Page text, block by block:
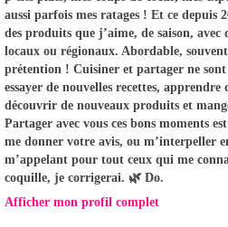
aussi parfois mes ratages ! Et ce depuis
des produits que j’aime, de saison,
locaux ou régionaux. Abordable,
prétention ! Cuisiner et partager ne
essayer de nouvelles recettes, apprendre
découvrir de nouveaux produits et
Partager avec vous ces bons moments
me donner votre avis, ou m’interpeller
m’appelant pour tout ceux qui me
coquille, je corrigerai. 🌿 Do.
Afficher mon profil complet